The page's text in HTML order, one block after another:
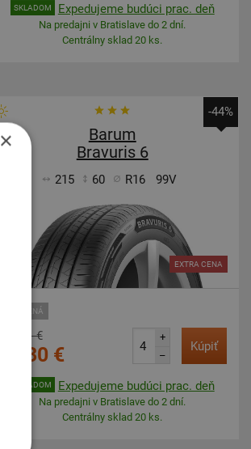
SKLADOM Expedujeme budúci prac. deň
Na predajni v Bratislave do 2 dní.
Centrálny sklad 20 ks.
-44%
Barum
Bravuris 6
215 60 R16 99V
ZOSÍLENÁ
EXTRA CENA
164,21 €
92,30 €
+
–
Kúpiť
SKLADOM Expedujeme budúci prac. deň
Na predajni v Bratislave do 2 dní.
Centrálny sklad 20 ks.
×